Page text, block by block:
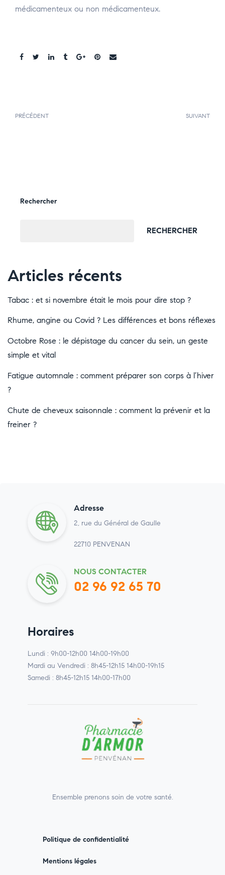
médicamenteux ou non médicamenteux.
Share:
PRÉCÉDENT SUIVANT
Rechercher
RECHERCHER
Articles récents
Tabac : et si novembre était le mois pour dire stop ?
Rhume, angine ou Covid ? Les différences et bons réflexes
Octobre Rose : le dépistage du cancer du sein, un geste
simple et vital
Fatigue automnale : comment préparer son corps à l’hiver
?
Chute de cheveux saisonnale : comment la prévenir et la
freiner ?
Adresse
2, rue du Général de Gaulle
22710 PENVENAN
NOUS CONTACTER
02 96 92 65 70
Horaires
Lundi : 9h00-12h00 14h00-19h00
Mardi au Vendredi : 8h45-12h15 14h00-19h15
Samedi : 8h45-12h15 14h00-17h00
Ensemble prenons soin de votre santé.
Politique de confidentialité
Mentions légales